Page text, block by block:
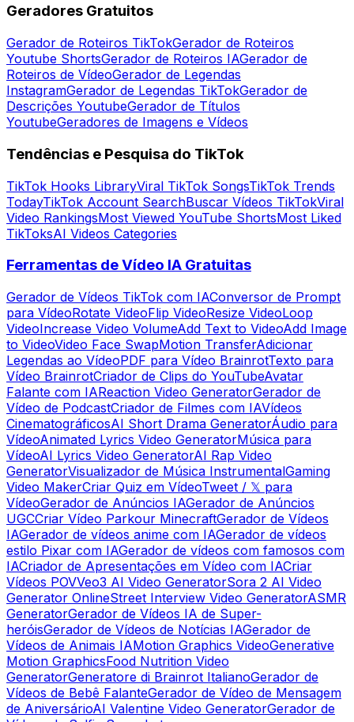
Geradores Gratuitos
Gerador de Roteiros TikTokGerador de Roteiros
Youtube ShortsGerador de Roteiros IAGerador de
Roteiros de VídeoGerador de Legendas
InstagramGerador de Legendas TikTokGerador de
Descrições YoutubeGerador de Títulos
YoutubeGeradores de Imagens e Vídeos
Tendências e Pesquisa do TikTok
TikTok Hooks LibraryViral TikTok SongsTikTok Trends
TodayTikTok Account SearchBuscar Vídeos TikTokViral
Video RankingsMost Viewed YouTube ShortsMost Liked
TikToksAI Videos Categories
Ferramentas de Vídeo IA Gratuitas
Gerador de Vídeos TikTok com IAConversor de Prompt
para VídeoRotate VideoFlip VideoResize VideoLoop
VideoIncrease Video VolumeAdd Text to VideoAdd Image
to VideoVideo Face SwapMotion TransferAdicionar
Legendas ao VídeoPDF para Vídeo BrainrotTexto para
Vídeo BrainrotCriador de Clips do YouTubeAvatar
Falante com IAReaction Video GeneratorGerador de
Vídeo de PodcastCriador de Filmes com IAVídeos
CinematográficosAI Short Drama GeneratorÁudio para
VídeoAnimated Lyrics Video GeneratorMúsica para
VídeoAI Lyrics Video GeneratorAI Rap Video
GeneratorVisualizador de Música InstrumentalGaming
Video MakerCriar Quiz em VídeoTweet / 𝕏 para
VídeoGerador de Anúncios IAGerador de Anúncios
UGCCriar Vídeo Parkour MinecraftGerador de Vídeos
IAGerador de vídeos anime com IAGerador de vídeos
estilo Pixar com IAGerador de vídeos com famosos com
IACriador de Apresentações em Vídeo com IACriar
Vídeos POVVeo3 AI Video GeneratorSora 2 AI Video
Generator OnlineStreet Interview Video GeneratorASMR
GeneratorGerador de Vídeos IA de Super-
heróisGerador de Vídeos de Notícias IAGerador de
Vídeos de Animais IAMotion Graphics VideoGenerative
Motion GraphicsFood Nutrition Video
GeneratorGeneratore di Brainrot ItalianoGerador de
Vídeos de Bebê FalanteGerador de Vídeo de Mensagem
de AniversárioAI Valentine Video GeneratorGerador de